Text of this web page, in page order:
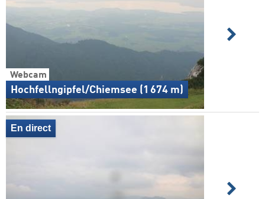
Webcam
Hochfellngipfel/Chiemsee (1 674 m)
En direct